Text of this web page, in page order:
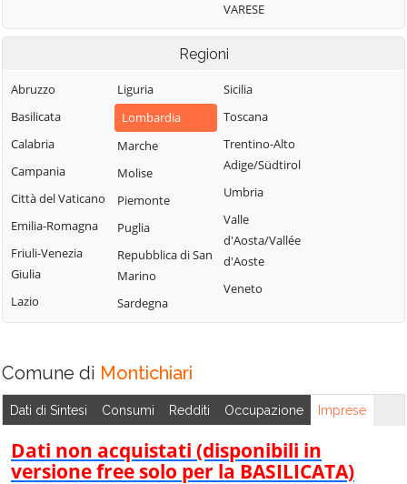
Berzo Inferiore
Bione
Borgo San
Giacomo
Borgosatollo
Borno
Botticino
Bovegno
Bovezzo
Brandico
Brione
Caino
Calcinato
Isorella
Leno
Limone sul Garda
Lodrino
Lograto
Lonato del Garda
Longhena
Losine
Lozio
Lumezzane
Magasa
Mairano
Malegno
Malonno
Manerba del
Prevalle
Provaglio d'Iseo
Sabbia
Puegnago del
Garda
Quinzano d'Oglio
Remedello
Rezzato
Roccafranca
Roncadelle
Sabbio Chiese
Salò
VARESE
Regioni
Abruzzo
Basilicata
Calabria
Campania
Città del Vaticano
Emilia-Romagna
Friuli-Venezia
Giulia
Lazio
Liguria
Lombardia
Marche
Molise
Piemonte
Puglia
Repubblica di San
Marino
Sardegna
Sicilia
Toscana
Trentino-Alto
Adige/Südtirol
Umbria
Valle
d'Aosta/Vallée
d'Aoste
Veneto
Comune di Montichiari
Dati di Sintesi Consumi Redditi Occupazione Imprese
Dati non acquistati (disponibili in
versione free solo per la BASILICATA)